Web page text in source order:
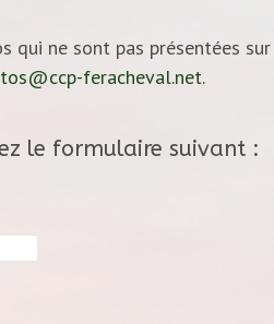
qui ne sont pas présentées
feracheval.net.
le formulaire suivant :